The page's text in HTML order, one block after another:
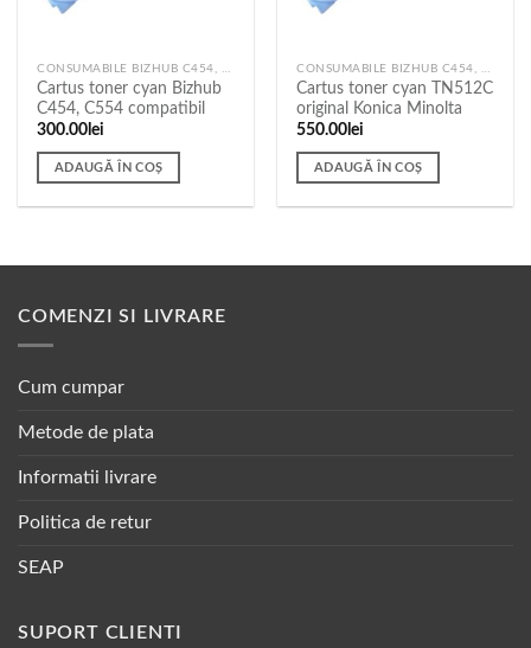
CONSUMABILE BIZHUB C454, C554
Cartus toner cyan Bizhub
C454, C554 compatibil
300.00 lei
ADAUGĂ ÎN COȘ
CONSUMABILE BIZHUB C454, C554
Cartus toner cyan TN512C
original Konica Minolta
550.00 lei
ADAUGĂ ÎN COȘ
COMENZI SI LIVRARE
Cum cumpar
Metode de plata
Informatii livrare
Politica de retur
SEAP
SUPORT CLIENTI